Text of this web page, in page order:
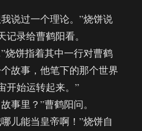
过一个理论。”烧饼说
录给曹鹤阳看。
饼指着其中一行对曹鹤
故事，他笔下的那个世界
开始运转起来。”
里？”曹鹤阳问。
能当皇帝啊！”烧饼自